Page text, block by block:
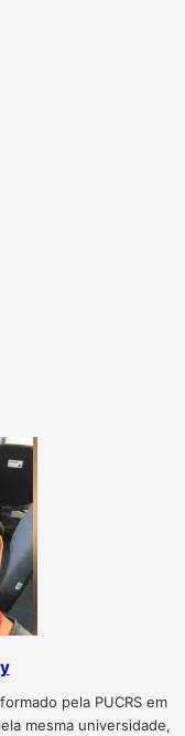
pela PUCRS em
mesma universidade,